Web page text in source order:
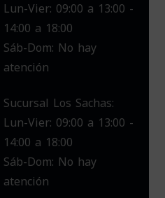
Lun-Vier: 09:00 a 13:00 -
14:00 a 18:00
Sáb-Dom: No hay
atención
Sucursal Los Sachas:
Lun-Vier: 09:00 a 13:00 -
14:00 a 18:00
Sáb-Dom: No hay
atención